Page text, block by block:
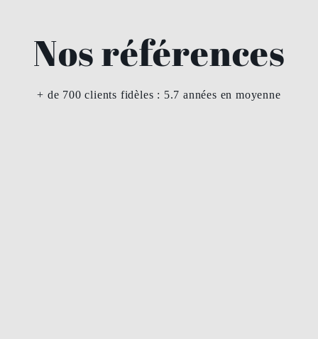
Nos références
+ de 700 clients fidèles : 5.7 années en moyenne